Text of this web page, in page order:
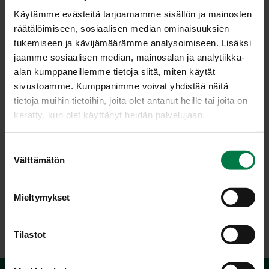
Käytämme evästeitä tarjoamamme sisällön ja mainosten
räätälöimiseen, sosiaalisen median ominaisuuksien
tukemiseen ja kävijämäärämme analysoimiseen. Lisäksi
jaamme sosiaalisen median, mainosalan ja analytiikka-
alan kumppaneillemme tietoja siitä, miten käytät
sivustoamme. Kumppanimme voivat yhdistää näitä
tietoja muihin tietoihin, joita olet antanut heille tai joita on
kerätty, kun olet käyttänyt heidän palvelujaan.
Välttämätön
Mieltymykset
Tilastot
kaksivärisiä lajikkeita.
Ostettaessa kukissa tulisi näkyä väriä muutaman
senttimetrin pituudelta. Kukkiin leikataan uudet
imupinnat ja laitetaan kukat syvään viileään veteen
maljakkoon. Iiris kestää paremmin viileässä, se ei siedä
korkeita lämpötiloja eikä pidä kuivasta huoneilmasta. Iiris
kestää noin 1-5 päivää riippuen miten nuppuinen kukka
Kukka on ylvään pysty ja erikoisen muotoinen, joten
iiriksillä saadaan kukka-asetelmiin korkeutta ja vaihtelua.
ja arvokkaiden juhlien koristeluissa, mutta se sopii myös
hyvin arkisempiin sekakimppuihin.